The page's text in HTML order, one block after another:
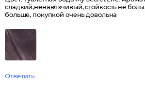
сладкий,ненавязчивый, стойкость не
больше, покупкой очень довольна
Ответить